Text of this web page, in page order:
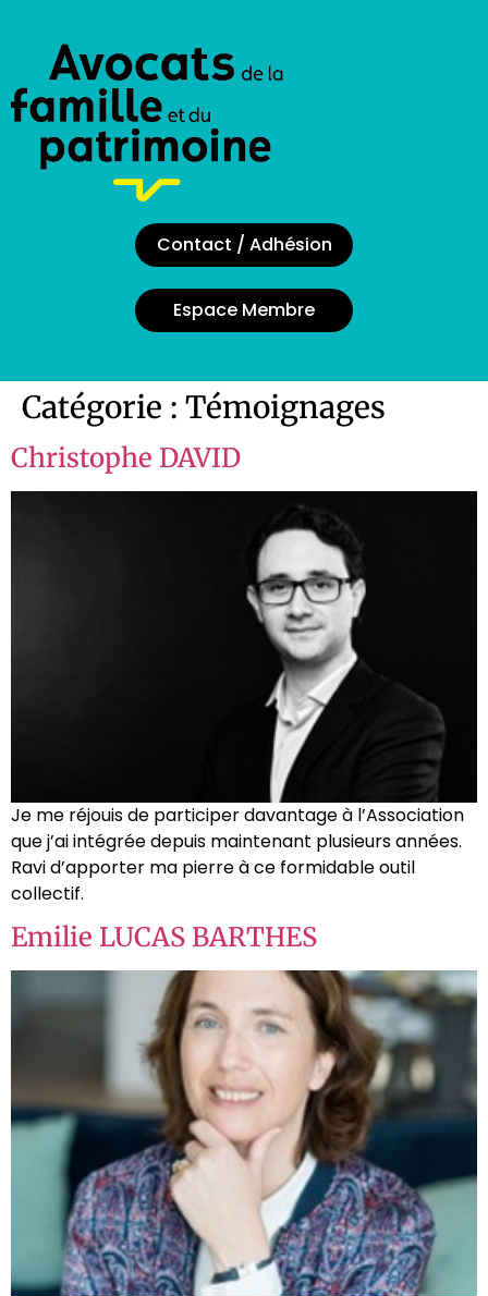
Contact / Adhésion
Espace Membre
Catégorie : Témoignages
Christophe DAVID
Je me réjouis de participer davantage à l’Association
que j’ai intégrée depuis maintenant plusieurs années.
Ravi d’apporter ma pierre à ce formidable outil
collectif.
Emilie LUCAS BARTHES